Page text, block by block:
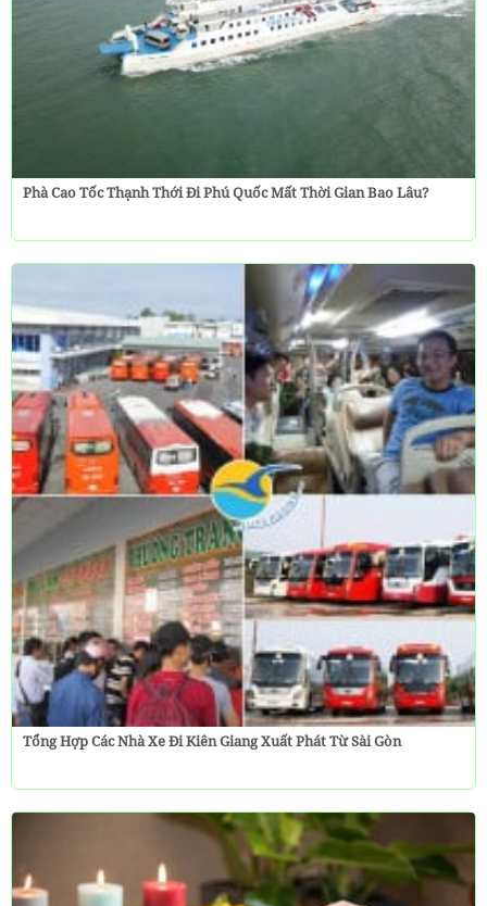
Phà Cao Tốc Thạnh Thới Đi Phú Quốc Mất Thời Gian Bao Lâu?
Tổng Hợp Các Nhà Xe Đi Kiên Giang Xuất Phát Từ Sài Gòn